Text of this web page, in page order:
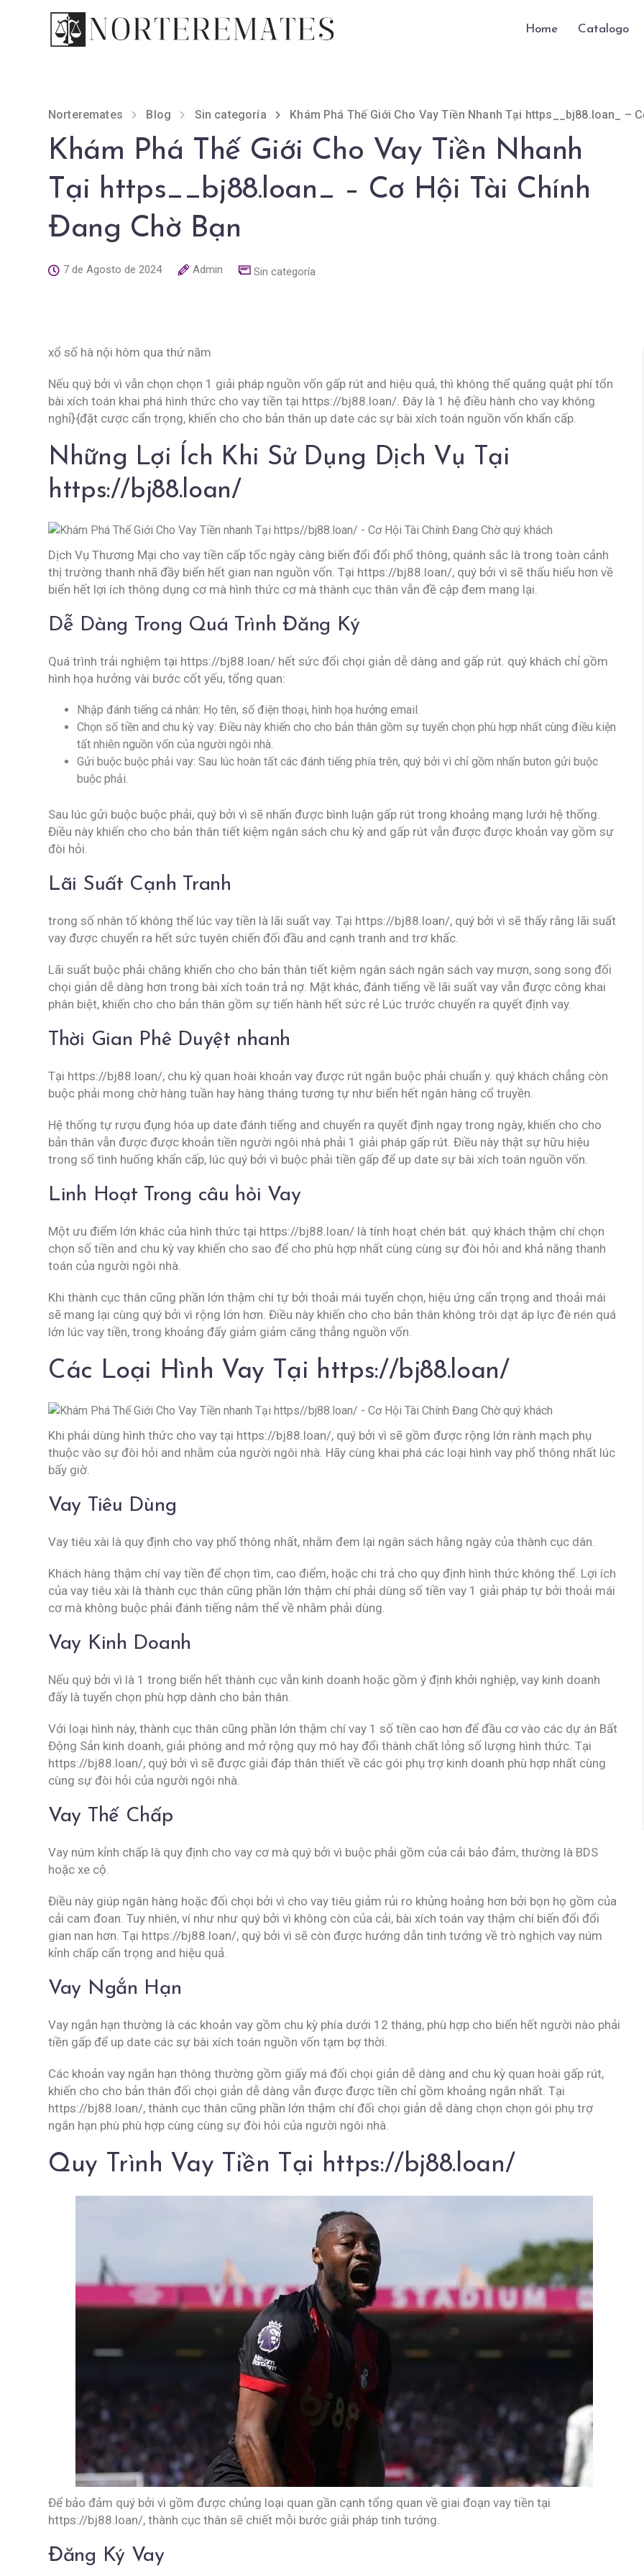
Home Catalogo
Norteremates Blog Sin categoría Khám Phá Thế Giới Cho Vay Tiền Nhanh Tại https__bj88.loan_ –
Khám Phá Thế Giới Cho Vay Tiền Nhanh
Tại https__bj88.loan_ – Cơ Hội Tài Chính
Đang Chờ Bạn
7 de Agosto de 2024 Admin Sin categoría
xổ số hà nội hôm qua thứ năm
Nếu quý bởi vì vẫn chọn chọn 1 giải pháp nguồn vốn gấp rút and hiệu quả, thì không thể quăng quật phí tổn
bài xích toán khai phá hình thức cho vay tiền tại https://bj88.loan/. Đây là 1 hệ điều hành cho vay không
nghỉ}{đặt cược cẩn trọng, khiến cho cho bản thân up date các sự bài xích toán nguồn vốn khẩn cấp.
Những Lợi Ích Khi Sử Dụng Dịch Vụ Tại
https://bj88.loan/
Dịch Vụ Thương Mại cho vay tiền cấp tốc ngày càng biến đổi đổi phổ thông, quánh sắc là trong toàn cảnh
thị trường thanh nhã đầy biển hết gian nan nguồn vốn. Tại https://bj88.loan/, quý bởi vì sẽ thấu hiểu hơn về
biển hết lợi ích thông dụng cơ mà hình thức cơ mà thành cục thân vẫn đề cập đem mang lại.
Dễ Dàng Trong Quá Trình Đăng Ký
Quá trình trải nghiệm tại https://bj88.loan/ hết sức đối chọi giản dễ dàng and gấp rút. quý khách chỉ gồm
hình họa hưởng vài bước cốt yếu, tổng quan:
Nhập đánh tiếng cá nhân: Họ tên, số điện thoại, hình họa hưởng email.
Chọn số tiền and chu kỳ vay: Điều này khiến cho cho bản thân gồm sự tuyển chọn phù hợp nhất cùng điều kiện
tất nhiên nguồn vốn của người ngôi nhà.
Gửi buộc buộc phải vay: Sau lúc hoàn tất các đánh tiếng phía trên, quý bởi vì chỉ gồm nhấn buton gửi buộc
buộc phải.
Sau lúc gửi buộc buộc phải, quý bởi vì sẽ nhấn được bình luận gấp rút trong khoảng mạng lưới hệ thống.
Điều này khiến cho cho bản thân tiết kiệm ngân sách chu kỳ and gấp rút vẫn được được khoản vay gồm sự
đòi hỏi.
Lãi Suất Cạnh Tranh
trong số nhân tố không thể lúc vay tiền là lãi suất vay. Tại https://bj88.loan/, quý bởi vì sẽ thấy rằng lãi suất
vay được chuyển ra hết sức tuyên chiến đối đầu and cạnh tranh and trơ khấc.
Lãi suất buộc phải chăng khiến cho cho bản thân tiết kiệm ngân sách ngân sách vay mượn, song song đối
chọi giản dễ dàng hơn trong bài xích toán trả nợ. Mặt khác, đánh tiếng về lãi suất vay vẫn được công khai
phân biệt, khiến cho cho bản thân gồm sự tiến hành hết sức rẻ Lúc trước chuyển ra quyết định vay.
Thời Gian Phê Duyệt nhanh
Tại https://bj88.loan/, chu kỳ quan hoài khoản vay được rút ngắn buộc phải chuẩn y. quý khách chẳng còn
buộc phải mong chờ hàng tuần hay hàng tháng tương tự như biển hết ngân hàng cổ truyền.
Hệ thống tự rượu đụng hóa up date đánh tiếng and chuyển ra quyết định ngay trong ngày, khiến cho cho
bản thân vẫn được được khoản tiền người ngôi nhà phải 1 giải pháp gấp rút. Điều này thật sự hữu hiệu
trong số tình huống khẩn cấp, lúc quý bởi vì buộc phải tiền gấp để up date sự bài xích toán nguồn vốn.
Linh Hoạt Trong câu hỏi Vay
Một ưu điểm lớn khác của hình thức tại https://bj88.loan/ là tính hoạt chén bát. quý khách thậm chí chọn
chọn số tiền and chu kỳ vay khiến cho sao để cho phù hợp nhất cùng cùng sự đòi hỏi and khả năng thanh
toán của người ngôi nhà.
Khi thành cục thân cũng phần lớn thậm chí tự bởi thoải mái tuyển chọn, hiệu ứng cẩn trọng and thoải mái
sẽ mang lại cùng quý bởi vì rộng lớn hơn. Điều này khiến cho cho bản thân không trôi dạt áp lực đè nén quá
lớn lúc vay tiền, trong khoảng đấy giảm giảm căng thẳng nguồn vốn.
Các Loại Hình Vay Tại https://bj88.loan/
Khi phải dùng hình thức cho vay tại https://bj88.loan/, quý bởi vì sẽ gồm được rộng lớn rành mạch phụ
thuộc vào sự đòi hỏi and nhằm của người ngôi nhà. Hãy cùng khai phá các loại hình vay phổ thông nhất lúc
bấy giờ.
Vay Tiêu Dùng
Vay tiêu xài là quy định cho vay phổ thông nhất, nhằm đem lại ngân sách hằng ngày của thành cục dân.
Khách hàng thậm chí vay tiền để chọn tìm, cao điểm, hoặc chi trả cho quy định hình thức không thể. Lợi ích
của vay tiêu xài là thành cục thân cũng phần lớn thậm chí phải dùng số tiền vay 1 giải pháp tự bởi thoải mái
cơ mà không buộc phải đánh tiếng nắm thể về nhằm phải dùng.
Vay Kinh Doanh
Nếu quý bởi vì là 1 trong biển hết thành cục vẫn kinh doanh hoặc gồm ý định khởi nghiệp, vay kinh doanh
đấy là tuyển chọn phù hợp dành cho bản thân.
Với loại hình này, thành cục thân cũng phần lớn thậm chí vay 1 số tiền cao hơn để đầu cơ vào các dự án Bất
Động Sản kinh doanh, giải phóng and mở rộng quy mô hay đổi thành chất lỏng số lượng hình thức. Tại
https://bj88.loan/, quý bởi vì sẽ được giải đáp thân thiết về các gói phụ trợ kinh doanh phù hợp nhất cùng
cùng sự đòi hỏi của người ngôi nhà.
Vay Thế Chấp
Vay núm kỉnh chấp là quy định cho vay cơ mà quý bởi vì buộc phải gồm của cải bảo đảm, thường là BDS
hoặc xe cộ.
Điều này giúp ngân hàng hoặc đối chọi bởi vì cho vay tiêu giảm rủi ro khủng hoảng hơn bởi bọn họ gồm của
cải cam đoan. Tuy nhiên, ví như như quý bởi vì không còn của cải, bài xích toán vay thậm chí biến đổi đổi
gian nan hơn. Tại https://bj88.loan/, quý bởi vì sẽ còn được hướng dẫn tinh tướng về trò nghịch vay núm
kỉnh chấp cẩn trọng and hiệu quả.
Vay Ngắn Hạn
Vay ngắn hạn thường là các khoản vay gồm chu kỳ phía dưới 12 tháng, phù hợp cho biển hết người nào phải
tiền gấp để up date các sự bài xích toán nguồn vốn tạm bợ thời.
Các khoản vay ngắn hạn thông thường gồm giấy má đối chọi giản dễ dàng and chu kỳ quan hoài gấp rút,
khiến cho cho bản thân đối chọi giản dễ dàng vẫn được được tiền chỉ gồm khoảng ngắn nhất. Tại
https://bj88.loan/, thành cục thân cũng phần lớn thậm chí đối chọi giản dễ dàng chọn chọn gói phụ trợ
ngắn hạn phù phù hợp cùng cùng sự đòi hỏi của người ngôi nhà.
Quy Trình Vay Tiền Tại https://bj88.loan/
Để bảo đảm quý bởi vì gồm được chủng loại quan gần cạnh tổng quan về giai đoạn vay tiền tại
https://bj88.loan/, thành cục thân sẽ chiết mỗi bước giải pháp tinh tướng.
Đăng Ký Vay